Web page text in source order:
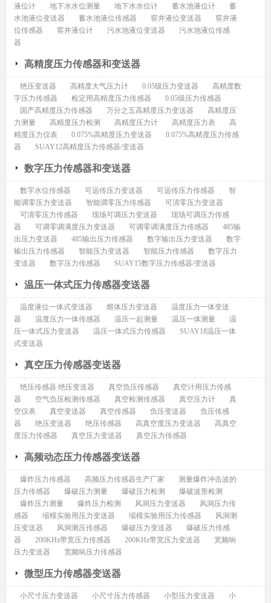
液位计
地下水水位测量 地下水水位计 蓄水池液位计
蓄
水池液位变送器
蓄水池液位传感器 窖井液位变送器
窖井液
位传感器
窖井液位计 污水池液位变送器
污水池液位传感
器
高精度压力传感器和变送器
绝压变送器 高精度大气压力计 0.05级压力变送器
高精度数
字压力传感器
检定用高精度压力传感器
0.05级压力传感器
国产高精度压力传感器
万分之五高精度压力变送器
高精度压
力测量
高精度压力检测 高精度压力计 高精度压力表
高
精度压力仪表
0.075%高精度压力变送器
0.075%高精度压力传感
器
SUAY12高精度压力传感器/变送器
数字压力传感器和变送器
数字水位传感器 可远传压力变送器 可远传压力传感器
智
能调零压力变送器
智能调零压力传感器
可清零压力变送器
可清零压力传感器
现场可调压力变送器
现场可调压力传感
器
可调零调满度压力变送器 可调零调满度压力传感器
485输
出压力变送器
485输出压力传感器 数字输出压力变送器
数字
输出压力传感器
智能压力变送器 智能压力传感器
数字压力
变送器
数字压力传感器 SUAY15数字压力传感器/变送器
温压一体式压力传感器变送器
温度液位一体式变送器 熔体压力变送器
温度压力一体变送
器
温度压力一体传感器 温压一起测量 温压一体测量
温
压一体式压力变送器
温压一体式压力传感器
SUAY18温压一体
式变送器
真空压力传感器变送器
绝压传感器 绝压变送器 真空负压传感器
真空计用压力传感
器
空气负压检测传感器 真空检测传感器 真空压力计
真
空仪表
真空变送器 真空传感器 负压变送器
负压传感
器
绝压变送器 绝压传感器 高真空度压力变送器
高真空
度压力传感器
真空压力变送器 真空压力传感器
高频动态压力传感器变送器
爆炸压力传感器 高频压力传感器生产厂家
测量爆炸冲击波的
压力传感器
爆破压力测量 爆破压力检测
爆破波形检测
爆炸压力测量
爆炸压力检测 风洞压力变送器
风洞压力传
感器
缩模实验用压力变送器 缩模实验用压力传感器
风洞测
压变送器
风洞测压传感器 爆破压力变送器
爆破压力传感
器
200KHz带宽压力传感器 200KHz带宽压力变送器
宽频响
压力变送器
宽频响压力传感器
微型压力传感器变送器
小尺寸压力变送器 小尺寸压力传感器 小型压力变送器
小